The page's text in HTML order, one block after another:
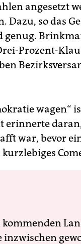
angesetzt
Dazu, so das
genug.
Prozent-
wagen“
erinnerte
war, bevor